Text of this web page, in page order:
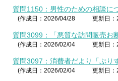
質問1150：男性のための相談に
(作成日：2026/04/28 更新日
質問3099：「悪質な訪問販売お
(作成日：2026/02/04 更新日
質問3097：消費者だより「ぷり
(作成日：2026/02/04 更新日